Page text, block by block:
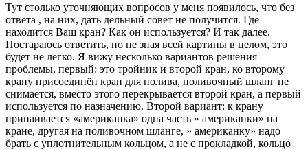
Тут столько уточняющих вопросов у меня появилось, что без
ответа , на них, дать дельный совет не получится. Где
находится Ваш кран? Как он используется? И так далее.
Постараюсь ответить, но не зная всей картины в целом, это
будет не легко. Я вижу несколько вариантов решения
проблемы, первый: это тройник и второй кран, ко второму
крану присоединён кран для полива, поливочный шланг не
снимается, вместо этого перекрывается второй кран, а первый
используется по назначению. Второй вариант: к крану
припаивается «американка» одна часть » американки» на
кране, другая на поливочном шланге, » американку» надо
брать с уплотнительным кольцом, а не с прокладкой, кольцо